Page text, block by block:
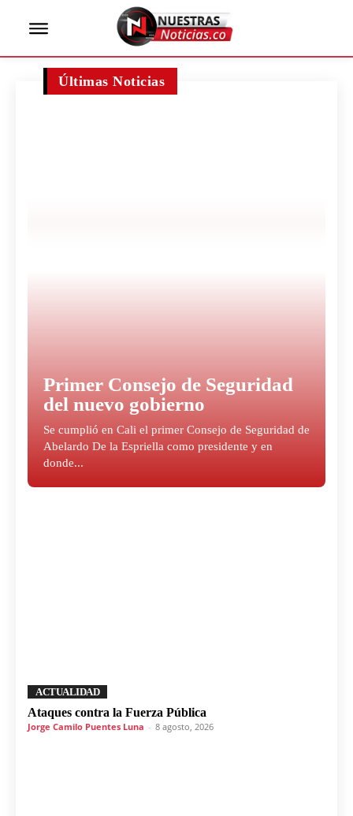
Últimas Noticias
Primer Consejo de Seguridad
del nuevo gobierno
Se cumplió en Cali el primer Consejo de Seguridad de
Abelardo De la Espriella como presidente y en
donde...
ACTUALIDAD
Ataques contra la Fuerza Pública
Jorge Camilo Puentes Luna - 8 agosto, 2026